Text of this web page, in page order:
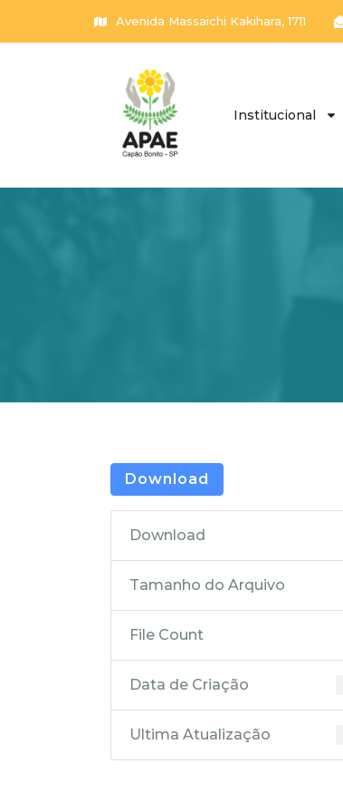
Avenida Massaichi Kakihara, 1711
Institucional
Download
Download
Tamanho do Arquivo
File Count
Data de Criação
Ultima Atualização